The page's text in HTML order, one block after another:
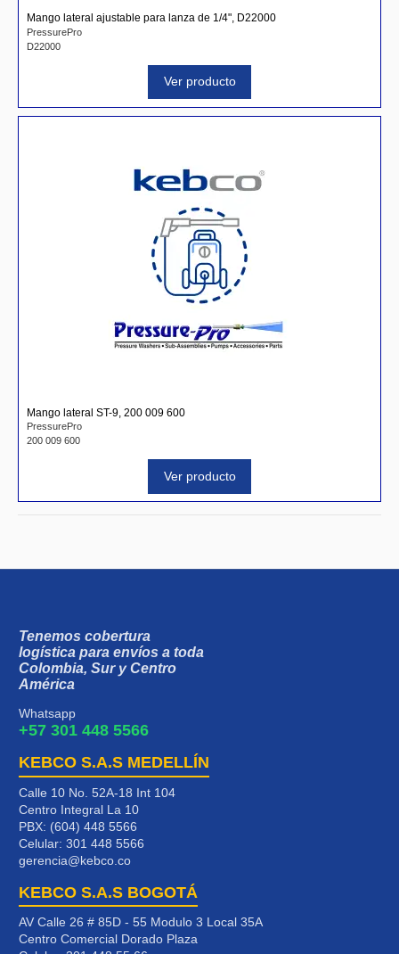
Mango lateral ajustable para lanza de 1/4", D22000
PressurePro
D22000
Ver producto
Mango lateral ST-9, 200 009 600
PressurePro
200 009 600
Ver producto
Tenemos cobertura
logística para envíos a toda
Colombia, Sur y Centro
América
Whatsapp
+57 301 448 5566
KEBCO S.A.S MEDELLÍN
Calle 10 No. 52A-18 Int 104
Centro Integral La 10
PBX: (604) 448 5566
Celular: 301 448 5566
gerencia@kebco.co
KEBCO S.A.S BOGOTÁ
AV Calle 26 # 85D - 55 Modulo 3 Local 35A
Centro Comercial Dorado Plaza